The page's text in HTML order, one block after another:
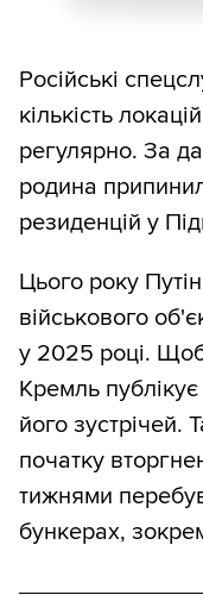
Російські
кількість
регулярно. За
родина
резиденцій у
Цього року
військового
у 2025 році.
Кремль
його зустрічей.
початку
тижнями
бункерах,